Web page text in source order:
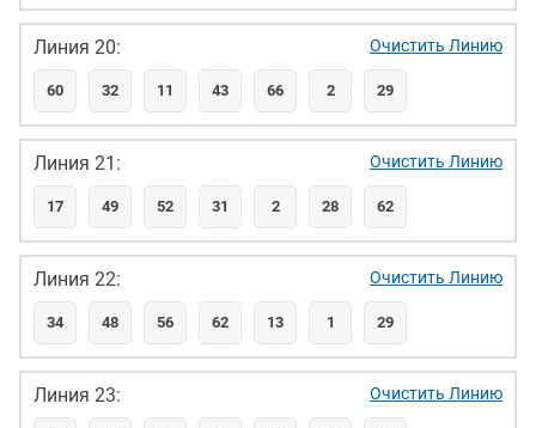
Линия 20:
60 32 11 43 66 2 29
Очистить Линию
Линия 21:
17 49 52 31 2 28 62
Очистить Линию
Линия 22:
34 48 56 62 13 1 29
Очистить Линию
Линия 23: Очистить Линию